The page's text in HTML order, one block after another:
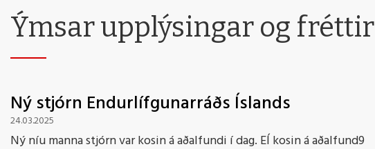
Ýmsar upplýsingar og fréttir
Ný stjórn Endurlífgunarráðs Íslands
24.03.2025
Ný níu manna stjórn var kosin á aðalfundi í dag. EÍ kosin á aðalfund9